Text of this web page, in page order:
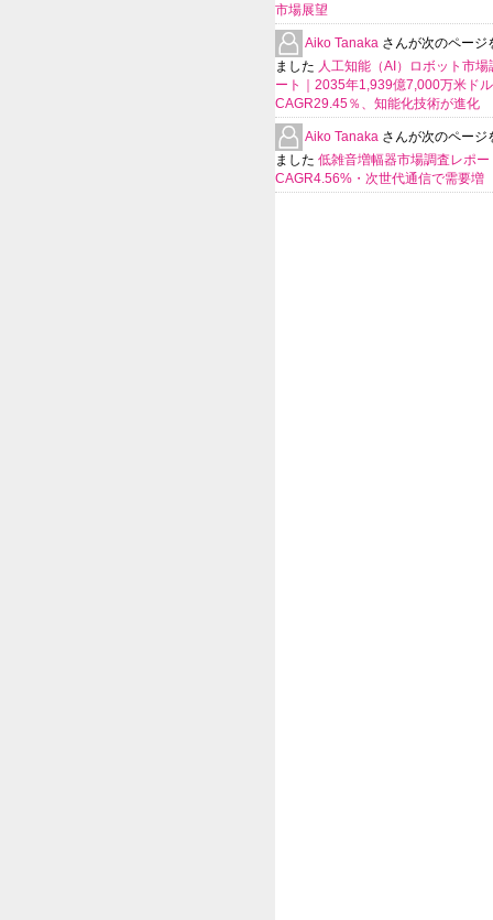
市場展望
Aiko Tanaka さんが次のページ
ました 人工知能（AI）ロボット市場
ート｜2035年1,939億7,000万米ド
CAGR29.45％、知能化技術が進化
Aiko Tanaka さんが次のページ
ました 低雑音増幅器市場調査レポー
CAGR4.56%・次世代通信で需要増